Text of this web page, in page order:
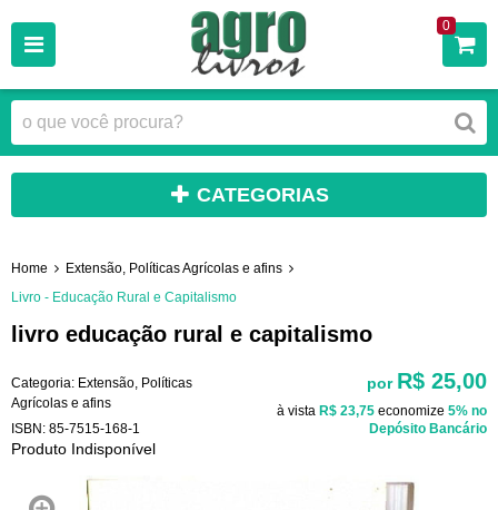
0
CATEGORIAS
Home
Extensão, Políticas Agrícolas e afins
Livro - Educação Rural e Capitalismo
livro educação rural e capitalismo
Categoria: Extensão, Políticas
Agrícolas e afins
ISBN: 85-7515-168-1
Produto Indisponível
por R$ 25,00
à vista R$ 23,75 economize 5% no
Depósito Bancário